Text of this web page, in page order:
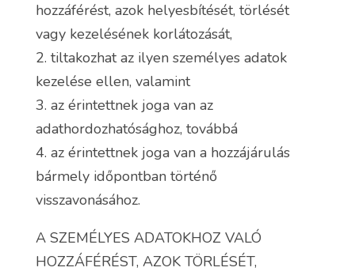
hozzáférést, azok helyesbítését, törlését
vagy kezelésének korlátozását,
2. tiltakozhat az ilyen személyes adatok
kezelése ellen, valamint
3. az érintettnek joga van az
adathordozhatósághoz, továbbá
4. az érintettnek joga van a hozzájárulás
bármely időpontban történő
visszavonásához.
A SZEMÉLYES ADATOKHOZ VALÓ
HOZZÁFÉRÉST, AZOK TÖRLÉSÉT,